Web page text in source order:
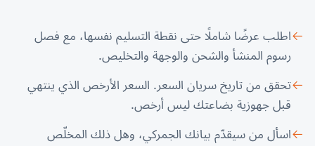
اطلب عرضًا شاملًا حتى نقطة التسليم نفسها، مع فصل
رسوم المنشأ والشحن والوجهة والتخليص.
تحقق من تاريخ سريان السعر. السعر الأرخص الذي ينتهي
قبل جهوزية بضاعتك ليس أرخص.
اسأل من سيقدّم بيانك الجمركي، وهل ذلك المخلّص